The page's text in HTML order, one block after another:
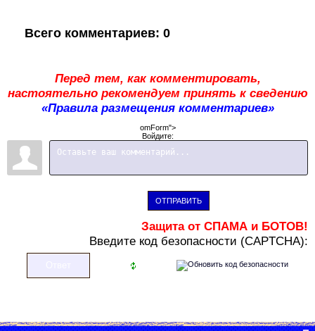
Всего комментариев: 0
Перед тем, как комментировать,
настоятельно рекомендуем принять к сведению
«Правила размещения комментариев»
omForm">
Войдите:
ОТПРАВИТЬ
Защита от СПАМА и БОТОВ!
Введите код безопасности (CAPTCHA):